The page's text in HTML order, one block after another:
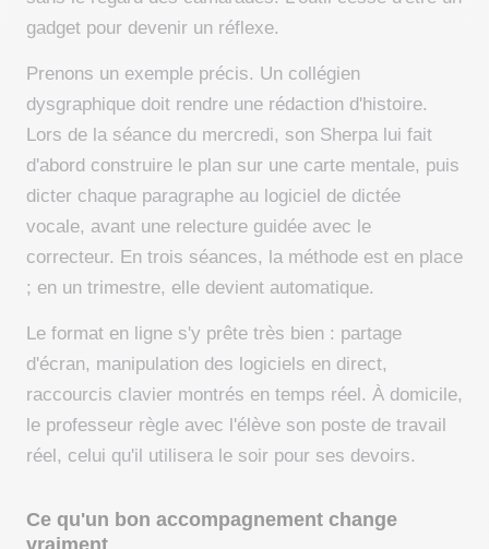
gadget pour devenir un réflexe.
Prenons un exemple précis. Un collégien
dysgraphique doit rendre une rédaction d'histoire.
Lors de la séance du mercredi, son Sherpa lui fait
d'abord construire le plan sur une carte mentale, puis
dicter chaque paragraphe au logiciel de dictée
vocale, avant une relecture guidée avec le
correcteur. En trois séances, la méthode est en place
; en un trimestre, elle devient automatique.
Le format en ligne s'y prête très bien : partage
d'écran, manipulation des logiciels en direct,
raccourcis clavier montrés en temps réel. À domicile,
le professeur règle avec l'élève son poste de travail
réel, celui qu'il utilisera le soir pour ses devoirs.
Ce qu'un bon accompagnement change
vraiment